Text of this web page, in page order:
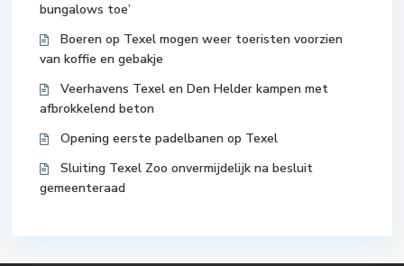
bungalows toe’
Boeren op Texel mogen weer toeristen voorzien
van koffie en gebakje
Veerhavens Texel en Den Helder kampen met
afbrokkelend beton
Opening eerste padelbanen op Texel
Sluiting Texel Zoo onvermijdelijk na besluit
gemeenteraad